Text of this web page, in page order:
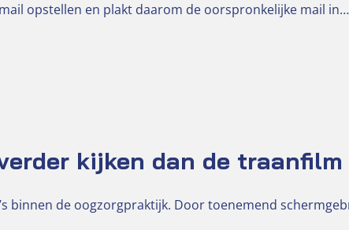
opstellen en plakt daarom de oorspronkelijke mail in…
kijken dan de traanfilm
binnen de oogzorgpraktijk. Door toenemend